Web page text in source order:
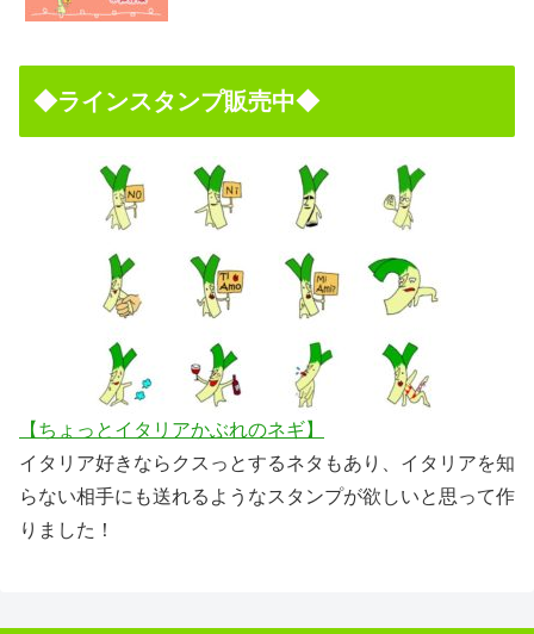
◆ラインスタンプ販売中◆
【ちょっとイタリアかぶれのネギ】
イタリア好きならクスっとするネタもあり、イタリアを知
らない相手にも送れるようなスタンプが欲しいと思って作
りました！